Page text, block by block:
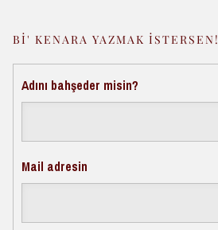
BI' KENARA YAZMAK İSTERSEN!
Adını bahşeder misin?
Mail adresin